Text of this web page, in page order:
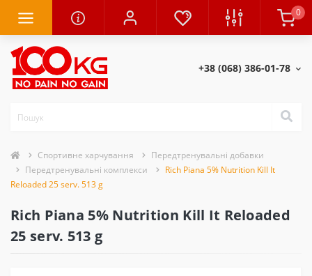
0
+38 (068) 386-01-78
Спортивне харчування
Передтренувальні добавки
Передтренувальні комплекси
Rich Piana 5% Nutrition Kill It
Reloaded 25 serv. 513 g
Rich Piana 5% Nutrition Kill It Reloaded
25 serv. 513 g